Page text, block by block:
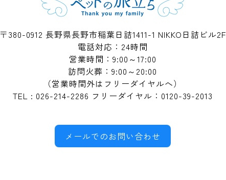
〒380-0912 長野県長野市稲葉日詰1411-1 NIKKO日詰ビル2F
電話対応：24時間
営業時間：9:00～17:00
訪問火葬：9:00～20:00
（営業時間外はフリーダイヤルへ）
TEL : 026-214-2286 フリーダイヤル：0120-39-2013
メールでのお問い合わせ